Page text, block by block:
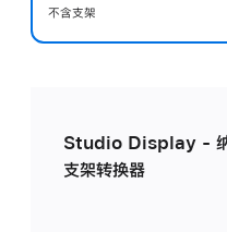
不含支架
Studio Display - 纳
支架转换器